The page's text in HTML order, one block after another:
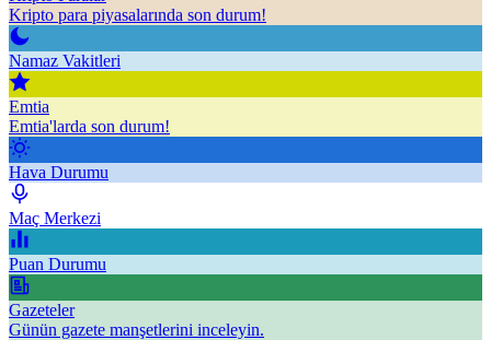
Kripto para piyasalarında son durum!
Namaz Vakitleri
Emtia
Emtia'larda son durum!
Hava Durumu
Maç Merkezi
Puan Durumu
Gazeteler
Günün gazete manşetlerini inceleyin.